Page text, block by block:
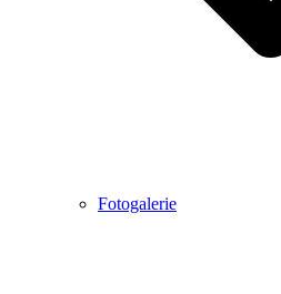
Fotogalerie